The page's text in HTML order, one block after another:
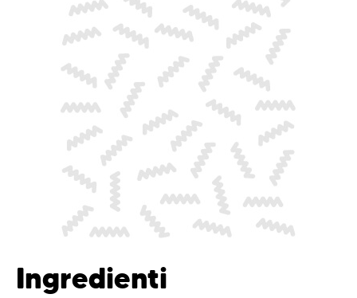
Ingredienti